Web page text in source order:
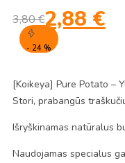
3,80€
Original
price
was:
2,88 €
Current
price
is:- 24 %
[Koikeya] Pure Potato –
Stori, prabangūs
Išryškinamas natūralus
Naudojamas specialus